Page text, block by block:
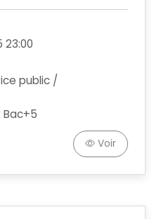
public /
Bac+5
Voir